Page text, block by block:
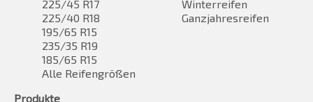
225/45 R17
225/40 R18
195/65 R15
235/35 R19
185/65 R15
Alle Reifengrößen
Winterreifen
Ganzjahresreifen
Produkte